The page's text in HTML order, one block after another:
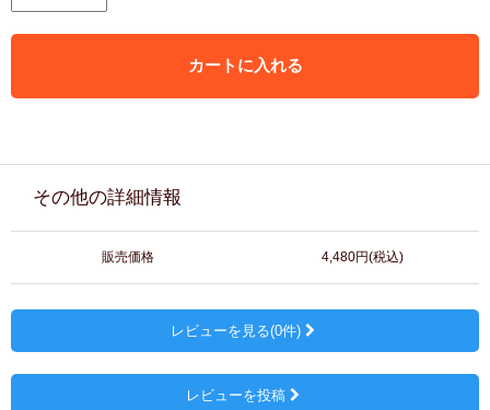
カートに入れる
その他の詳細情報
販売価格 4,480円(税込)
レビューを見る(0件)
レビューを投稿